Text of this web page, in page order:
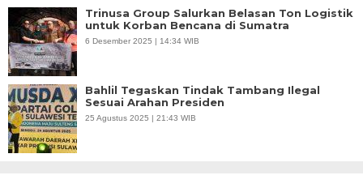
Trinusa Group Salurkan Belasan Ton Logistik
untuk Korban Bencana di Sumatra
6 Desember 2025 | 14:34 WIB
Bahlil Tegaskan Tindak Tambang Ilegal
Sesuai Arahan Presiden
25 Agustus 2025 | 21:43 WIB